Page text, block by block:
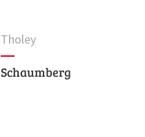
Tholey
Schaumberg